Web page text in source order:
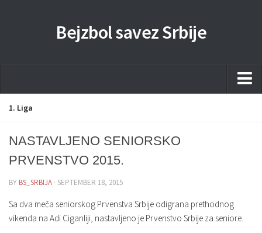
Bejzbol savez Srbije
Home
Liga
Kontakti Timova
1. Liga
NASTAVLJENO SENIORSKO
PRVENSTVO 2015.
BY BS_SRBIJA · SEPTEMBER 18, 2015
Sa dva meča seniorskog Prvenstva Srbije odigrana prethodnog
vikenda na Adi Ciganliji, nastavljeno je Prvenstvo Srbije za seniore.